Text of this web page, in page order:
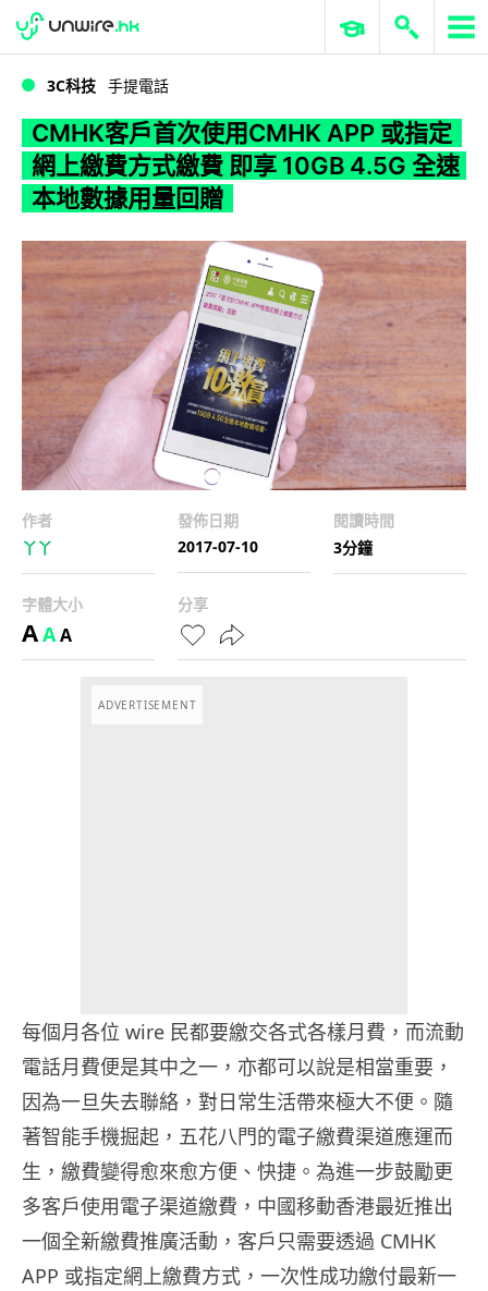
WWDC 2026 ERP 與商業 AI
3C科技 手提電話
CMHK客戶首次使用CMHK APP 或指定
網上繳費方式繳費 即享 10GB 4.5G 全速
本地數據用量回贈
作者
丫丫
發佈日期
2017-07-10
閱讀時間
3分鐘
字體大小
AAA
分享
ADVERTISEMENT
每個月各位 wire 民都要繳交各式各樣月費，而流動
電話月費便是其中之一，亦都可以說是相當重要，
因為一旦失去聯絡，對日常生活帶來極大不便。隨
著智能手機掘起，五花八門的電子繳費渠道應運而
生，繳費變得愈來愈方便、快捷。為進一步鼓勵更
多客戶使用電子渠道繳費，中國移動香港最近推出
一個全新繳費推廣活動，客戶只需要透過 CMHK
APP 或指定網上繳費方式，一次性成功繳付最新一